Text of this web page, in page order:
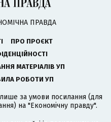
ПРАВДА
ПРО ПРОЄКТ
МАТЕРІАЛІВ УП
РОБОТИ УП
за умови посилання (для
на "Економічну правду".